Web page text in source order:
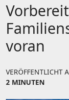
voran
VERÖFFENTLICHT
2 MINUTEN